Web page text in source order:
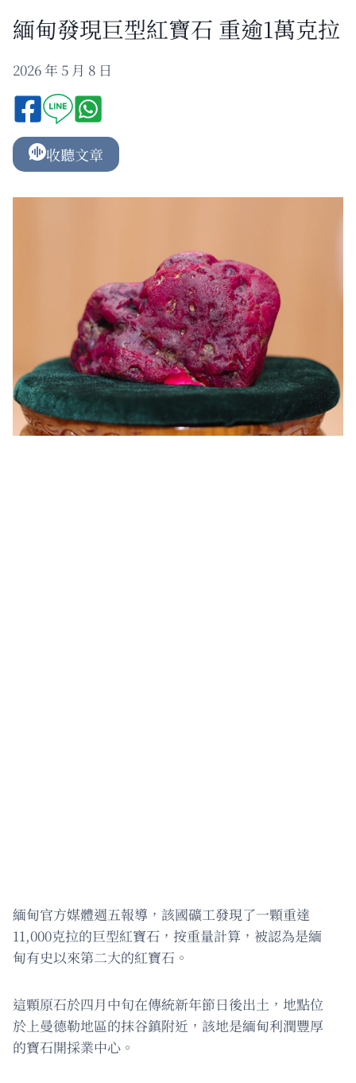
緬甸發現巨型紅寶石 重逾1萬克拉
2026 年 5 月 8 日
收聽文章
緬甸官方媒體週五報導，該國礦工發現了一顆重達
11,000克拉的巨型紅寶石，按重量計算，被認為是緬
甸有史以來第二大的紅寶石。
這顆原石於四月中旬在傳統新年節日後出土，地點位
於上曼德勒地區的抹谷鎮附近，該地是緬甸利潤豐厚
的寶石開採業中心。